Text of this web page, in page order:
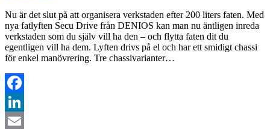
Nu är det slut på att organisera verkstaden efter 200 liters faten. Med
nya fatlyften Secu Drive från DENIOS kan man nu äntligen inreda
verkstaden som du själv vill ha den – och flytta faten dit du
egentligen vill ha dem. Lyften drivs på el och har ett smidigt chassi
för enkel manövrering. Tre chassivarianter…
Facebook
LinkedIn